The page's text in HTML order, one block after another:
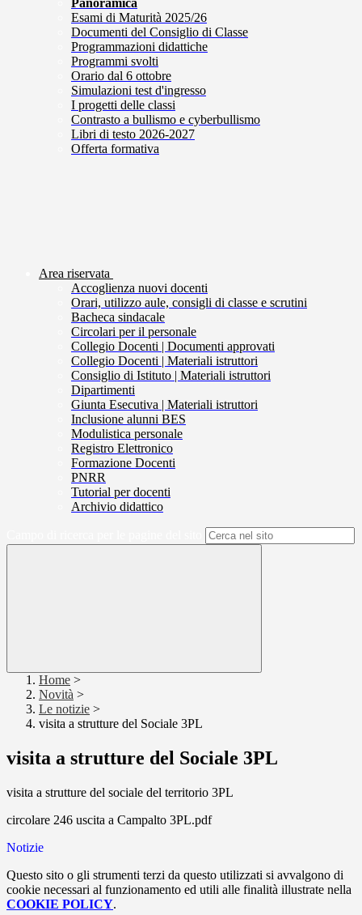
Panoramica
Esami di Maturità 2025/26
Documenti del Consiglio di Classe
Programmazioni didattiche
Programmi svolti
Orario dal 6 ottobre
Simulazioni test d'ingresso
I progetti delle classi
Contrasto a bullismo e cyberbullismo
Libri di testo 2026-2027
Offerta formativa
Area riservata
Accoglienza nuovi docenti
Orari, utilizzo aule, consigli di classe e scrutini
Bacheca sindacale
Circolari per il personale
Collegio Docenti | Documenti approvati
Collegio Docenti | Materiali istruttori
Consiglio di Istituto | Materiali istruttori
Dipartimenti
Giunta Esecutiva | Materiali istruttori
Inclusione alunni BES
Modulistica personale
Registro Elettronico
Formazione Docenti
PNRR
Tutorial per docenti
Archivio didattico
Home >
Novità >
Le notizie >
visita a strutture del Sociale 3PL
visita a strutture del Sociale 3PL
visita a strutture del sociale del territorio 3PL
circolare 246 uscita a Campalto 3PL.pdf
Notizie
Questo sito o gli strumenti terzi da questo utilizzati si avvalgono di
cookie necessari al funzionamento ed utili alle finalità illustrate nella
COOKIE POLICY.